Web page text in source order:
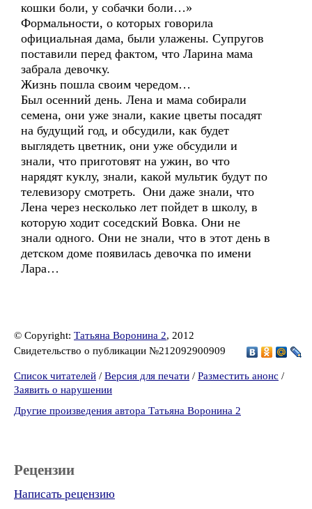
кошки боли, у собачки боли…»
Формальности, о которых говорила
официальная дама, были улажены. Супругов
поставили перед фактом, что Ларина мама
забрала девочку.
Жизнь пошла своим чередом…
Был осенний день. Лена и мама собирали
семена, они уже знали, какие цветы посадят
на будущий год, и обсудили, как будет
выглядеть цветник, они уже обсудили и
знали, что приготовят на ужин, во что
нарядят куклу, знали, какой мультик будут по
телевизору смотреть. Они даже знали, что
Лена через несколько лет пойдет в школу, в
которую ходит соседский Вовка. Они не
знали одного. Они не знали, что в этот день в
детском доме появилась девочка по имени
Лара…
© Copyright: Татьяна Воронина 2, 2012
Свидетельство о публикации №212092900909
Список читателей / Версия для печати / Разместить анонс /
Заявить о нарушении
Другие произведения автора Татьяна Воронина 2
Рецензии
Написать рецензию